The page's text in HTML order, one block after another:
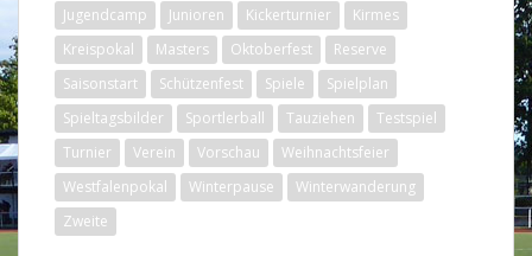
Jugendcamp
Junioren Kickerturnier
Kirmes
Kreispokal
Masters Oktoberfest
Reserve
Saisonstart
Schützenfest Spiele
Spielplan
Spieltagsbilder
Sportlerball Tauziehen
Testspiel
Turnier
Verein Vorschau
Weihnachtsfeier
Westfalenpokal
Winterpause
Winterwanderung
Zweite